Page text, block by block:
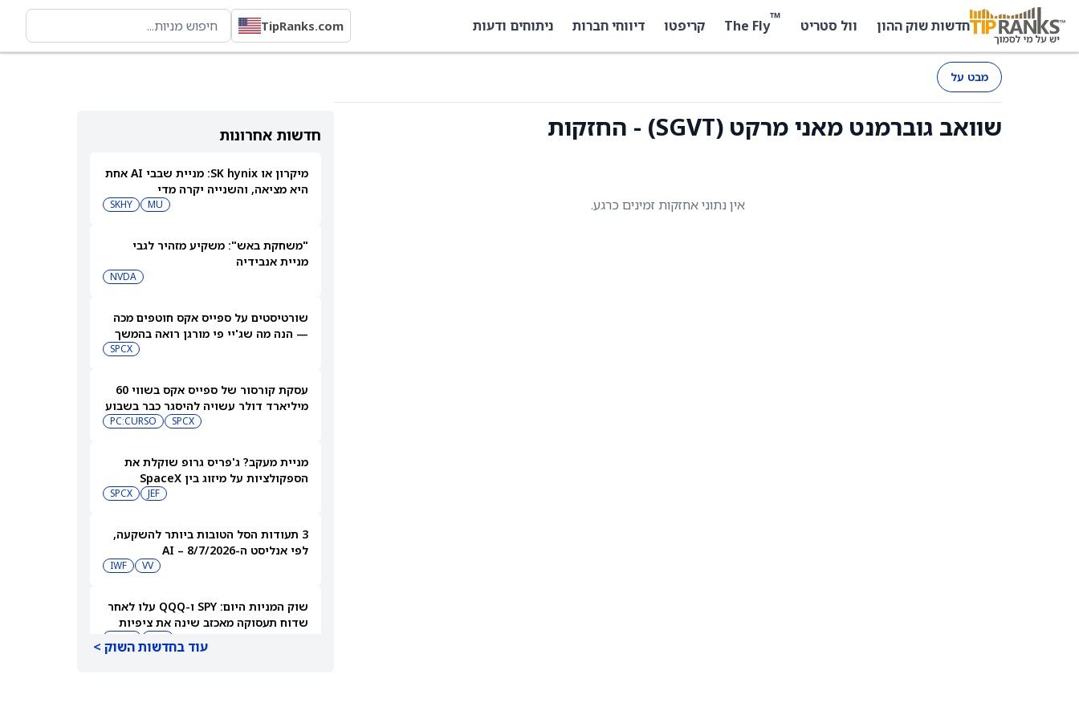
חדשות שוק ההון וול סטריט ™
The Fly קריפטו דיווחי חברות ניתוחים ודעות TipRanks.com
מבט על
שוואב גוברמנט מאני מרקט (SGVT) - החזקות
אין נתוני אחזקות זמינים כרגע.
חדשות אחרונות
מיקרון או SK hynix: מניית שבבי AI אחת
היא מציאה, והשנייה יקרה מדי
MU
SKHY
"משחקת באש": משקיע מזהיר לגבי
מניית אנבידיה
NVDA
שורטיסטים על ספייס אקס חוטפים מכה
— הנה מה שג'יי פי מורגן רואה בהמשך
SPCX
עסקת קורסור של ספייס אקס בשווי 60
מיליארד דולר עשויה להיסגר כבר בשבוע
SPCX
PC:CURSO
מניית מעקב? ג'פריס גרופ שוקלת את
הספקולציות על מיזוג בין SpaceX
JEF
SPCX
3 תעודות הסל הטובות ביותר להשקעה,
לפי אנליסט ה-AI – 8/7/2026
VV
IWF
שוק המניות היום: SPY ו-QQQ עלו לאחר
שדוח תעסוקה מאכזב שינה את ציפיות
עוד בחדשות השוק >